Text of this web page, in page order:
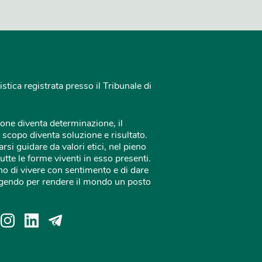
registrata presso il Tribunale di
diventa determinazione, il
diventa soluzione e risultato.
guidare da valori etici, nel pieno
le forme viventi in esso presenti.
di vivere con sentimento e di dare
per rendere il mondo un posto